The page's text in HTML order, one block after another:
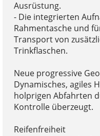
Ausrüstung.
- Die integrierten
Rahmentasche und
Transport von
Trinkflaschen.
Neue progressive
Dynamisches, agiles
holprigen Abfahrten
Kontrolle überzeugt.
Reifenfreiheit